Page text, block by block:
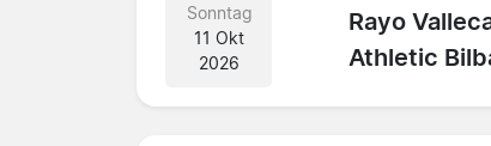
Sonntag
11 Okt
2026
Rayo
Athletic